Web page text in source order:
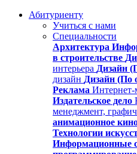
Абитуриенту
Учиться с нами
Специальности
Архитектура
в строительстве
интерьера Дизайн
дизайн Дизайн (По
Реклама Интернет-
Издательское дело
менеджмент,
анимационное
Технологии
Информационные